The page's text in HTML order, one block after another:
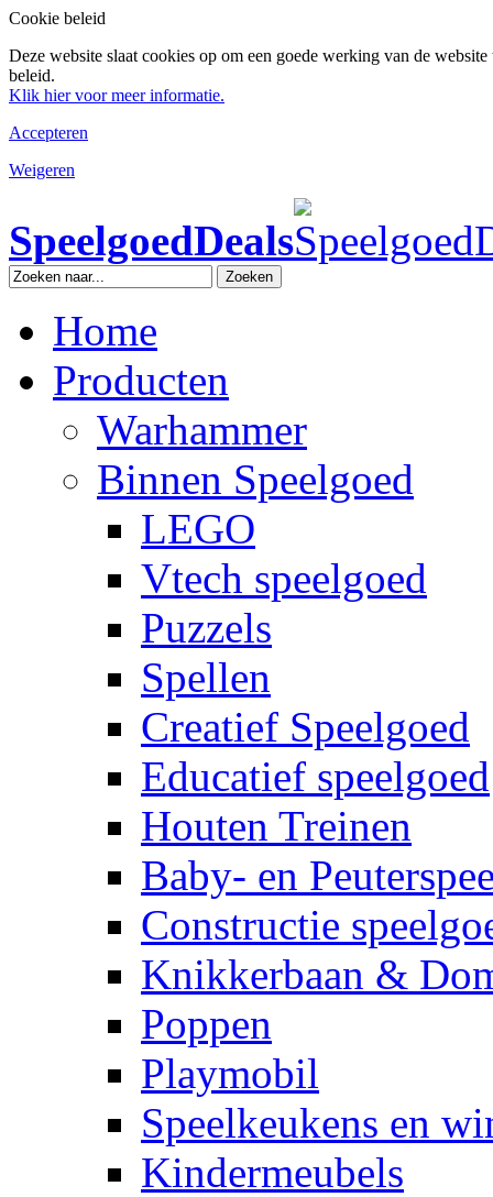
Cookie beleid
Deze website slaat cookies op om een goede werking van de
beleid.
Klik hier voor meer informatie.
Accepteren
Weigeren
SpeelgoedDeals
Zoeken
Home
Producten
Warhammer
Binnen Speelgoed
LEGO
Vtech speelgoed
Puzzels
Spellen
Creatief Speelgoed
Educatief speelgoed
Houten Treinen
Baby- en
Constructie
Knikkerbaan &
Poppen
Playmobil
Speelkeukens en
Kindermeubels